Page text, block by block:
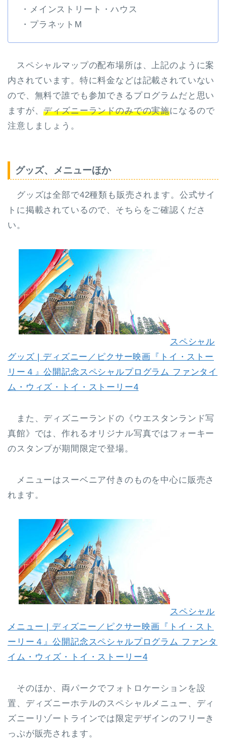
・メインストリート・ハウス
・プラネットM
スペシャルマップの配布場所は、上記のように案
内されています。特に料金などは記載されていない
ので、無料で誰でも参加できるプログラムだと思い
ますが、ディズニーランドのみでの実施になるので
注意しましょう。
グッズ、メニューほか
グッズは全部で42種類も販売されます。公式サイ
トに掲載されているので、そちらをご確認くださ
い。
スペシャル
グッズ | ディズニー／ピクサー映画『トイ・ストー
リー４』公開記念スペシャルプログラム ファンタイ
ム・ウィズ・トイ・ストーリー4
また、ディズニーランドの《ウエスタンランド写
真館》では、作れるオリジナル写真ではフォーキー
のスタンプが期間限定で登場。
メニューはスーベニア付きのものを中心に販売さ
れます。
スペシャル
メニュー | ディズニー／ピクサー映画『トイ・スト
ーリー４』公開記念スペシャルプログラム ファンタ
イム・ウィズ・トイ・ストーリー4
そのほか、両パークでフォトロケーションを設
置、ディズニーホテルのスペシャルメニュー、ディ
ズニーリゾートラインでは限定デザインのフリーき
っぷが販売されます。